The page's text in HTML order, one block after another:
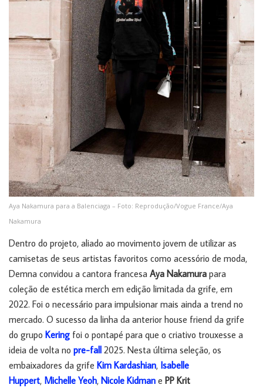
Aya Nakamura para a Balenciaga – Foto: Reprodução/Vogue France/Aya
Nakamura
Dentro do projeto, aliado ao movimento jovem de utilizar as
camisetas de seus artistas favoritos como acessório de moda,
Demna convidou a cantora francesa Aya Nakamura para
coleção de estética merch em edição limitada da grife, em
2022. Foi o necessário para impulsionar mais ainda a trend no
mercado. O sucesso da linha da anterior house friend da grife
do grupo Kering foi o pontapé para que o criativo trouxesse a
ideia de volta no pre-fall 2025. Nesta última seleção, os
embaixadores da grife Kim Kardashian, Isabelle
Huppert, Michelle Yeoh, Nicole Kidman e PP Krit